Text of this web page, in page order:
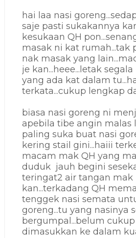
hai laa nasi
saje pasti sukakannya
kesukaan QH pon...
masak ni kat rumah...tak
nak masak yang
je kan...heee...letak
yang ada kat dalam
terkata...cukup lengkap
biasa nasi goreng ni
apebila tibe angin malas
paling suka buat nasi
kering stail gini...haiii
macam mak QH yang
duduk jauh begini
teringat2 air tangan mak
kan...terkadang QH
tenggek nasi semata
goreng...tu yang nasinya
bergumpal...belum
dimasukkan ke dalam